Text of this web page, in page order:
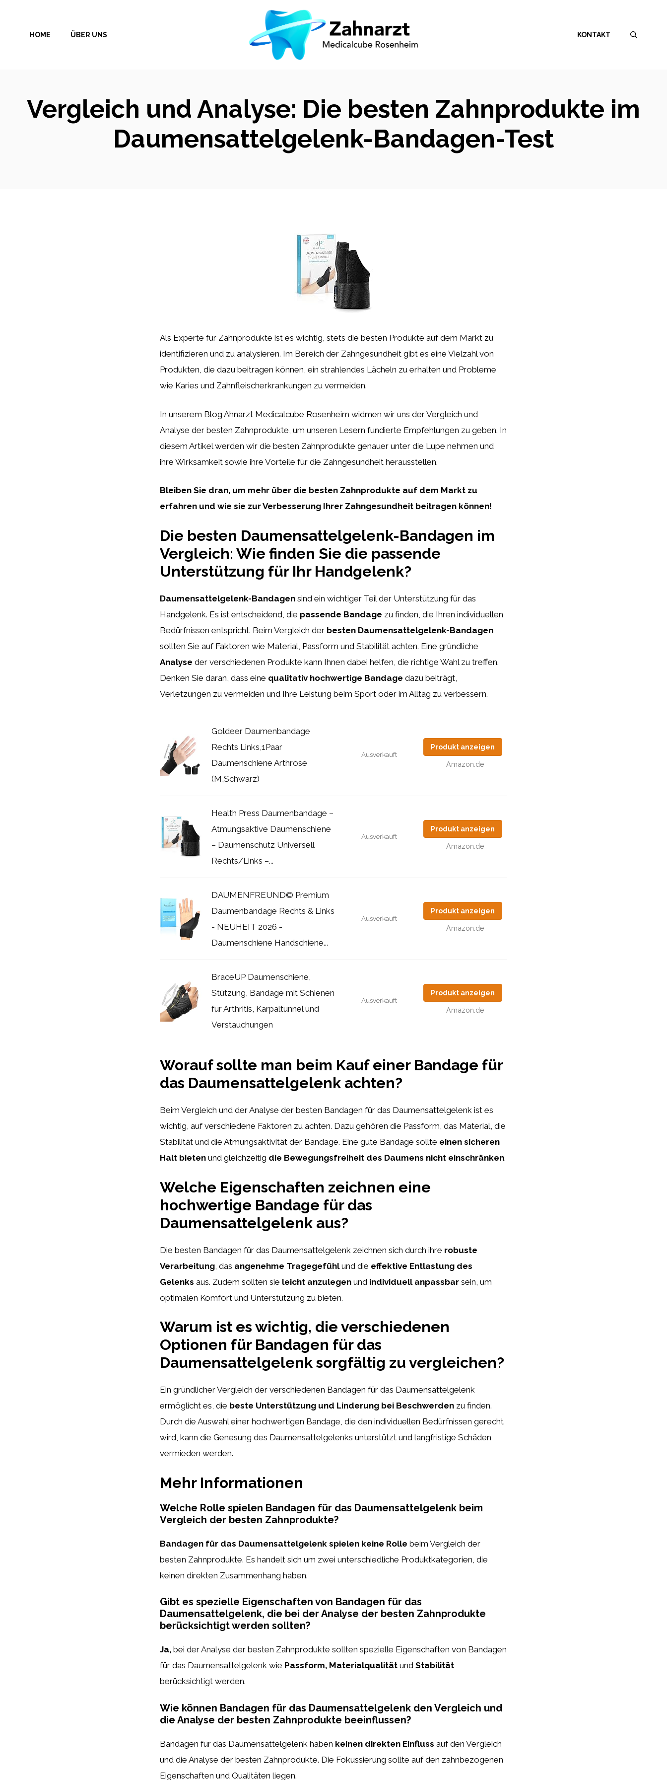
springenHOME ÜBER UNS KONTAKT
Vergleich und Analyse: Die besten Zahnprodukte im
Daumensattelgelenk-Bandagen-Test
Als Experte für Zahnprodukte ist es wichtig, stets die besten Produkte auf dem Markt zu
identifizieren und zu analysieren. Im Bereich der Zahngesundheit gibt es eine Vielzahl von
Produkten, die dazu beitragen können, ein strahlendes Lächeln zu erhalten und Probleme
wie Karies und Zahnfleischerkrankungen zu vermeiden.
In unserem Blog Ahnarzt Medicalcube Rosenheim widmen wir uns der Vergleich und
Analyse der besten Zahnprodukte, um unseren Lesern fundierte Empfehlungen zu geben. In
diesem Artikel werden wir die besten Zahnprodukte genauer unter die Lupe nehmen und
ihre Wirksamkeit sowie ihre Vorteile für die Zahngesundheit herausstellen.
Bleiben Sie dran, um mehr über die besten Zahnprodukte auf dem Markt zu
erfahren und wie sie zur Verbesserung Ihrer Zahngesundheit beitragen können!
Die besten Daumensattelgelenk-Bandagen im
Vergleich: Wie finden Sie die passende
Unterstützung für Ihr Handgelenk?
Daumensattelgelenk-Bandagen sind ein wichtiger Teil der Unterstützung für das
Handgelenk. Es ist entscheidend, die passende Bandage zu finden, die Ihren individuellen
Bedürfnissen entspricht. Beim Vergleich der besten Daumensattelgelenk-Bandagen
sollten Sie auf Faktoren wie Material, Passform und Stabilität achten. Eine gründliche
Analyse der verschiedenen Produkte kann Ihnen dabei helfen, die richtige Wahl zu treffen.
Denken Sie daran, dass eine qualitativ hochwertige Bandage dazu beiträgt,
Verletzungen zu vermeiden und Ihre Leistung beim Sport oder im Alltag zu verbessern.
Goldeer Daumenbandage
Rechts Links,1Paar
Daumenschiene Arthrose
(M,Schwarz)
Ausverkauft
Produkt anzeigen
Amazon.de
Health Press Daumenbandage –
Atmungsaktive Daumenschiene
– Daumenschutz Universell
Rechts/Links –...
Ausverkauft
Produkt anzeigen
Amazon.de
DAUMENFREUND© Premium
Daumenbandage Rechts & Links
- NEUHEIT 2026 -
Daumenschiene Handschiene...
Ausverkauft
Produkt anzeigen
Amazon.de
BraceUP Daumenschiene,
Stützung, Bandage mit Schienen
für Arthritis, Karpaltunnel und
Verstauchungen
Ausverkauft
Produkt anzeigen
Amazon.de
Worauf sollte man beim Kauf einer Bandage für
das Daumensattelgelenk achten?
Beim Vergleich und der Analyse der besten Bandagen für das Daumensattelgelenk ist es
wichtig, auf verschiedene Faktoren zu achten. Dazu gehören die Passform, das Material, die
Stabilität und die Atmungsaktivität der Bandage. Eine gute Bandage sollte einen sicheren
Halt bieten und gleichzeitig die Bewegungsfreiheit des Daumens nicht einschränken.
Welche Eigenschaften zeichnen eine
hochwertige Bandage für das
Daumensattelgelenk aus?
Die besten Bandagen für das Daumensattelgelenk zeichnen sich durch ihre robuste
Verarbeitung , das angenehme Tragegefühlund die effektive Entlastung des
Gelenks aus. Zudem sollten sie leicht anzulegen und individuell anpassbar sein, um
optimalen Komfort und Unterstützung zu bieten.
Warum ist es wichtig, die verschiedenen
Optionen für Bandagen für das
Daumensattelgelenk sorgfältig zu vergleichen?
Ein gründlicher Vergleich der verschiedenen Bandagen für das Daumensattelgelenk
ermöglicht es, die beste Unterstützung und Linderung bei Beschwerden zu finden.
Durch die Auswahl einer hochwertigen Bandage, die den individuellen Bedürfnissen gerecht
wird, kann die Genesung des Daumensattelgelenks unterstützt und langfristige Schäden
vermieden werden.
Mehr Informationen
Welche Rolle spielen Bandagen für das Daumensattelgelenk beim
Vergleich der besten Zahnprodukte?
Bandagen für das Daumensattelgelenk spielen keine Rolle beim Vergleich der
besten Zahnprodukte. Es handelt sich um zwei unterschiedliche Produktkategorien, die
keinen direkten Zusammenhang haben.
Gibt es spezielle Eigenschaften von Bandagen für das
Daumensattelgelenk, die bei der Analyse der besten Zahnprodukte
berücksichtigt werden sollten?
Ja, bei der Analyse der besten Zahnprodukte sollten spezielle Eigenschaften von Bandagen
für das Daumensattelgelenk wie Passform, Materialqualität und Stabilität
berücksichtigt werden.
Wie können Bandagen für das Daumensattelgelenk den Vergleich und
die Analyse der besten Zahnprodukte beeinflussen?
Bandagen für das Daumensattelgelenk haben keinen direkten Einfluss auf den Vergleich
und die Analyse der besten Zahnprodukte. Die Fokussierung sollte auf den zahnbezogenen
Eigenschaften und Qualitäten liegen.